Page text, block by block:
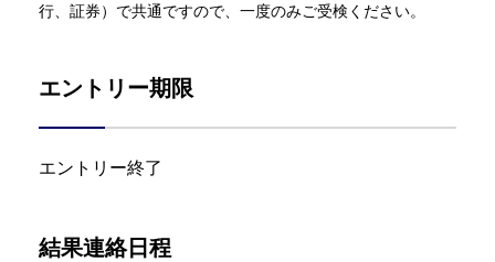
行、証券）で共通ですので、一度のみご受検ください。
エントリー期限
エントリー終了
結果連絡日程